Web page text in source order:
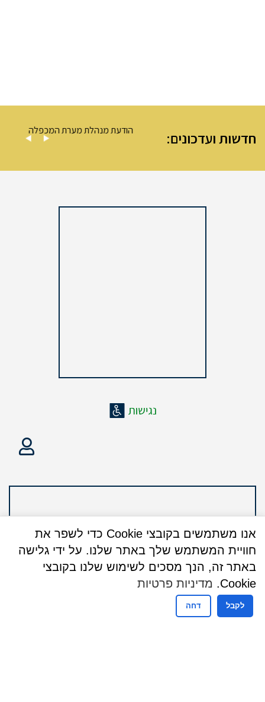
חדשות ועדכונים: הודעת מנהלת מערת המכפלה
אנו משתמשים בקובצי Cookie כדי לשפר את
חוויית המשתמש שלך באתר שלנו. על ידי גלישה
באתר זה, הנך מסכים לשימוש שלנו בקובצי
Cookie.
מדיניות פרטיות
לקבל דחה